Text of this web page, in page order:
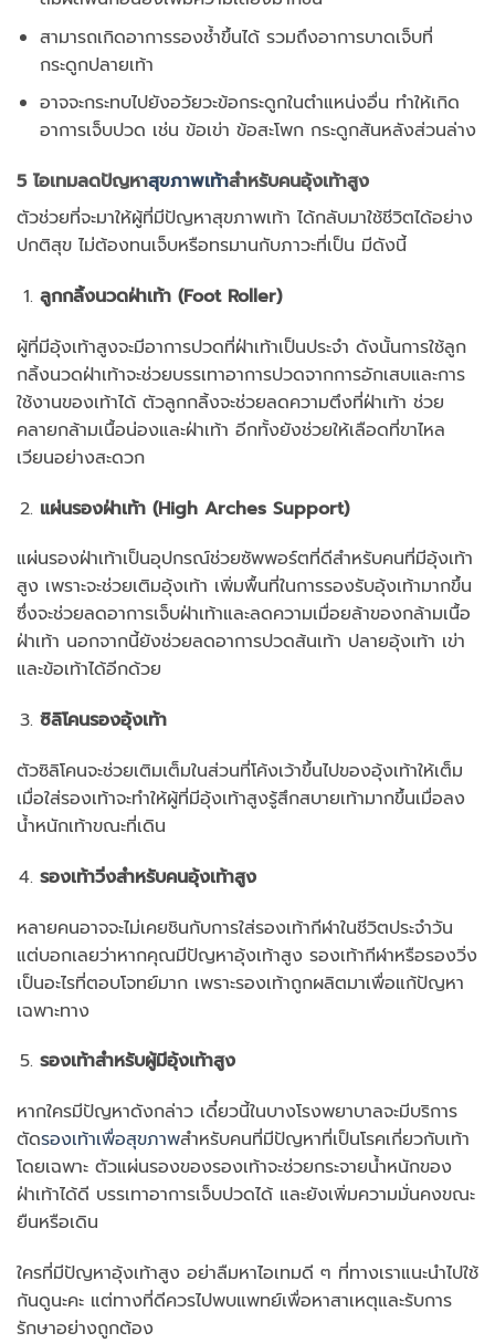
สามารถเกิดอาการรองช้ำขึ้นได้ รวมถึงอาการบาดเจ็บที่
กระดูกปลายเท้า
อาจจะกระทบไปยังอวัยวะข้อกระดูกในตำแหน่งอื่น ทำให้เกิด
อาการเจ็บปวด เช่น ข้อเข่า ข้อสะโพก กระดูกสันหลังส่วนล่าง
5 ไอเทมลดปัญหาสุขภาพเท้าสำหรับคนอุ้งเท้าสูง
ตัวช่วยที่จะมาให้ผู้ที่มีปัญหาสุขภาพเท้า ได้กลับมาใช้ชีวิตได้อย่าง
ปกติสุข ไม่ต้องทนเจ็บหรือทรมานกับภาวะที่เป็น มีดังนี้
ลูกกลิ้งนวดฝ่าเท้า (Foot Roller)
ผู้ที่มีอุ้งเท้าสูงจะมีอาการปวดที่ฝ่าเท้าเป็นประจำ ดังนั้นการใช้ลูก
กลิ้งนวดฝ่าเท้าจะช่วยบรรเทาอาการปวดจากการอักเสบและการ
ใช้งานของเท้าได้ ตัวลูกกลิ้งจะช่วยลดความตึงที่ฝ่าเท้า ช่วย
คลายกล้ามเนื้อน่องและฝ่าเท้า อีกทั้งยังช่วยให้เลือดที่ขาไหล
เวียนอย่างสะดวก
แผ่นรองฝ่าเท้า (High Arches Support)
แผ่นรองฝ่าเท้าเป็นอุปกรณ์ช่วยซัพพอร์ตที่ดีสำหรับคนที่มีอุ้งเท้า
สูง เพราะจะช่วยเติมอุ้งเท้า เพิ่มพื้นที่ในการรองรับอุ้งเท้ามากขึ้น
ซึ่งจะช่วยลดอาการเจ็บฝ่าเท้าและลดความเมื่อยล้าของกล้ามเนื้อ
ฝ่าเท้า นอกจากนี้ยังช่วยลดอาการปวดส้นเท้า ปลายอุ้งเท้า เข่า
และข้อเท้าได้อีกด้วย
ซิลิโคนรองอุ้งเท้า
ตัวซิลิโคนจะช่วยเติมเต็มในส่วนที่โค้งเว้าขึ้นไปของอุ้งเท้าให้เต็ม
เมื่อใส่รองเท้าจะทำให้ผู้ที่มีอุ้งเท้าสูงรู้สึกสบายเท้ามากขึ้นเมื่อลง
น้ำหนักเท้าขณะที่เดิน
รองเท้าวิ่งสำหรับคนอุ้งเท้าสูง
หลายคนอาจจะไม่เคยชินกับการใส่รองเท้ากีฬาในชีวิตประจำวัน
แต่บอกเลยว่าหากคุณมีปัญหาอุ้งเท้าสูง รองเท้ากีฬาหรือรองวิ่ง
เป็นอะไรที่ตอบโจทย์มาก เพราะรองเท้าถูกผลิตมาเพื่อแก้ปัญหา
เฉพาะทาง
รองเท้าสำหรับผู้มีอุ้งเท้าสูง
หากใครมีปัญหาดังกล่าว เดี๋ยวนี้ในบางโรงพยาบาลจะมีบริการ
ตัดรองเท้าเพื่อสุขภาพสำหรับคนที่มีปัญหาที่เป็นโรคเกี่ยวกับเท้า
โดยเฉพาะ ตัวแผ่นรองของรองเท้าจะช่วยกระจายน้ำหนักของ
ฝ่าเท้าได้ดี บรรเทาอาการเจ็บปวดได้ และยังเพิ่มความมั่นคงขณะ
ยืนหรือเดิน
ใครที่มีปัญหาอุ้งเท้าสูง อย่าลืมหาไอเทมดี ๆ ที่ทางเราแนะนำไปใช้
กันดูนะคะ แต่ทางที่ดีควรไปพบแพทย์เพื่อหาสาเหตุและรับการ
รักษาอย่างถูกต้อง